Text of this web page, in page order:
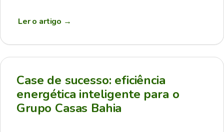
Ler o artigo →
Case de sucesso: eficiência
energética inteligente para o
Grupo Casas Bahia